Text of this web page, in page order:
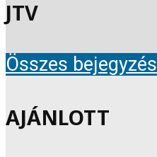
JTV
Összes bejegyzés
AJÁNLOTT